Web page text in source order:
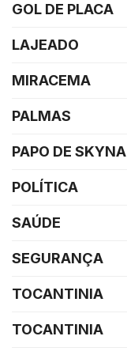
GOL DE PLACA
LAJEADO
MIRACEMA
PALMAS
PAPO DE SKYNA
POLÍTICA
SAÚDE
SEGURANÇA
TOCANTINIA
TOCANTINIA